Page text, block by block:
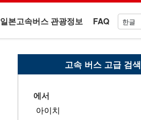
일본고속버스 관광정보 FAQ
고속 버스 고급 검색
에서